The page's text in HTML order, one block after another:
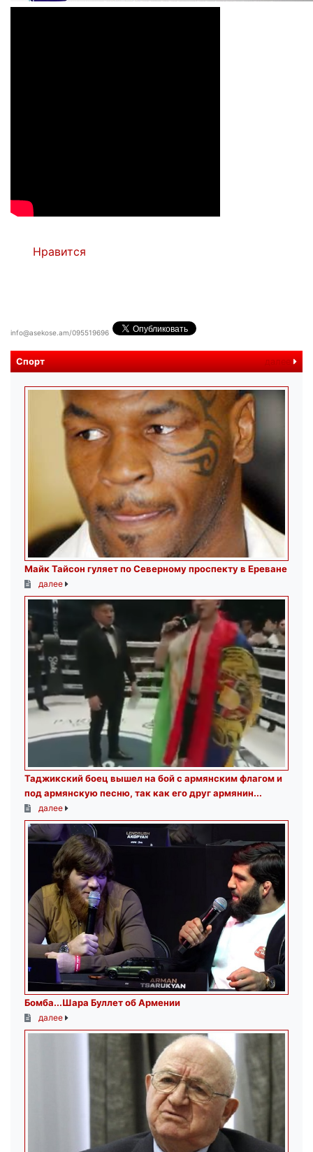
Нравится
info@asekose.am/095519696
Спорт далее
Майк Тайсон гуляет по Северному проспекту в Ереване
далее
Таджикский боец вышел на бой с армянским флагом и
под армянскую песню, так как его друг армянин...
далее
Бомба...Шара Буллет об Армении
далее